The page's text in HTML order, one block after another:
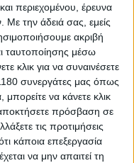
περιεχομένου, έρευνα
Με την άδειά σας, εμείς
ακριβή
ταυτοποίησης μέσω
κλικ για να συναινέσετε
συνεργάτες μας όπως
να κάνετε κλικ
αποκτήσετε πρόσβαση σε
τις προτιμήσεις
κάποια επεξεργασία
να μην απαιτεί τη
αναβάτης, που
R SP έκανε πολύ
οδηγώντας τον
του αγώνα είχε
με τον Έλληνα
τρίτη θέση του
τον τίτλο του
ενώ πήρε και την
του BMU.